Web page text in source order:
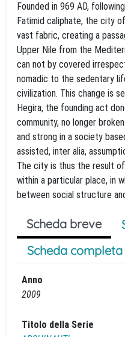
Founded in 969 AD,
Fatimid caliphate, the city
vast fabric, creating a
Upper Nile from the
can not by covered
nomadic to the sedentary
civilization. This change is
Hegira, the founding act
community, no longer
and strong in a society
assisted, inter alia,
The city is thus the result
within a particular place, in
between social structure
Scheda breve
Scheda completa
Anno
2009
Titolo della Serie